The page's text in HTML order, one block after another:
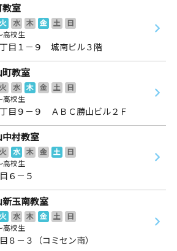
教室
火 水 木 金 土
日
高校生
目１－９ 城南ビル３階
町教室
火 水 木 金 土
日
高校生
目９－９ ＡＢＣ勝山ビル２Ｆ
中村教室
火 水 木 金 土
日
高校生
６－５
新玉南教室
火 水 木 金 土
日
高校生
８－３（コミセン南）